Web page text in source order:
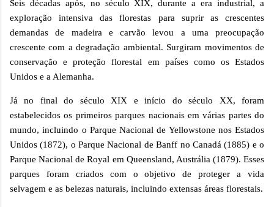
Seis décadas após, no século XIX, durante a era industrial, a
exploração intensiva das florestas para suprir as crescentes
demandas de madeira e carvão levou a uma preocupação
crescente com a degradação ambiental. Surgiram movimentos de
conservação e proteção florestal em países como os Estados
Unidos e a Alemanha.
Já no final do século XIX e início do século XX, foram
estabelecidos os primeiros parques nacionais em várias partes do
mundo, incluindo o Parque Nacional de Yellowstone nos Estados
Unidos (1872), o Parque Nacional de Banff no Canadá (1885) e o
Parque Nacional de Royal em Queensland, Austrália (1879). Esses
parques foram criados com o objetivo de proteger a vida
selvagem e as belezas naturais, incluindo extensas áreas florestais.